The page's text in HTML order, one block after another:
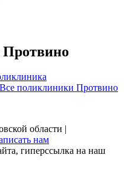
Все поликлиники Протвино
области |
нам
гиперссылка на наш